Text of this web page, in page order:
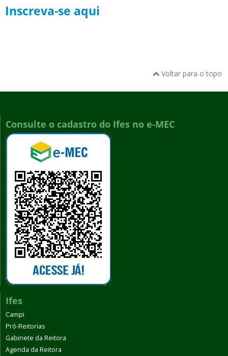
Inscreva-se aqui
Voltar para o topo
Consulte o cadastro do Ifes no e-MEC
Ifes
Campi
Pró-Reitorias
Gabinete da Reitora
Agenda da Reitora